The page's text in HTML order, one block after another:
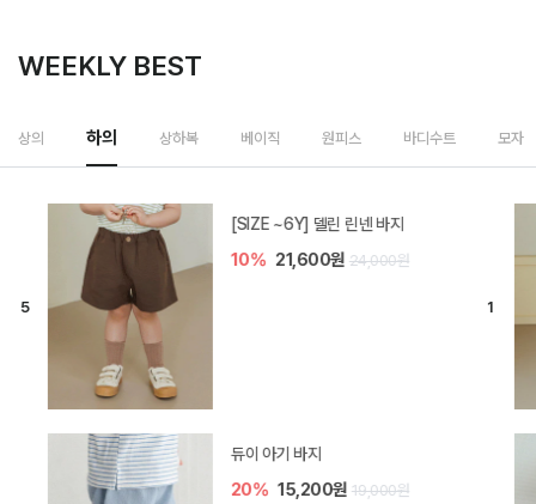
WEEKLY BEST
상의 하의 상하복 베이직 원피스 바디수트 모자
[SIZE ~6Y] 델린 린넨 바지
10% 21,600원 24,000원
듀이 아기 바지
20% 15,200원 19,000원